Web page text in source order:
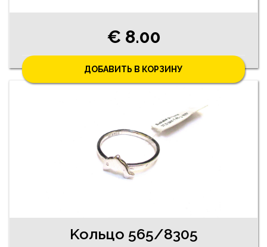
€ 8.00
ДОБАВИТЬ В КОРЗИНУ
Koльцо 565/8305